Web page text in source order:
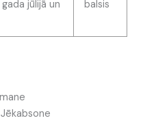
jūlijā un
balsis